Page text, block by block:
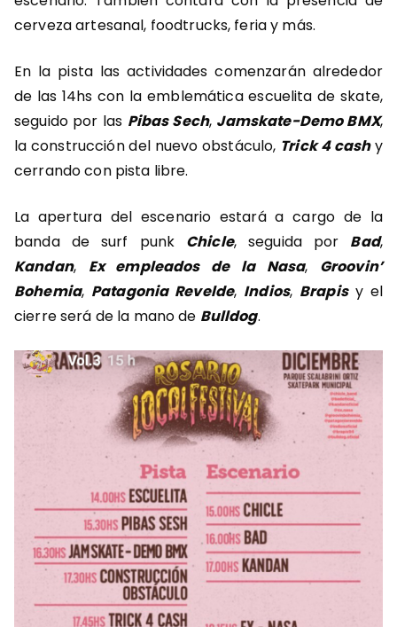
cerveza artesanal, foodtrucks, feria y más.
En la pista las actividades comenzarán alrededor
de las 14hs con la emblemática escuelita de skate,
seguido por las Pibas Sech, Jamskate-Demo BMX,
la construcción del nuevo obstáculo, Trick 4 cashy
cerrando con pista libre.
La apertura del escenario estará a cargo de la
banda de surf punk Chicle, seguida por Bad,
Kandan, Ex empleados de la Nasa, Groovin’
Bohemia, Patagonia Revelde, Indios, Brapisy el
cierre será de la mano de Bulldog.